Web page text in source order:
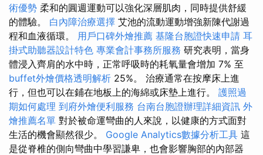
術優勢 柔和的圓週運動可以強化深層肌肉，同時提供舒緩
的體驗。 白內障治療選擇 艾池的流動運動增強新陳代謝過
程和血液循環。 用戶口碑外燴推薦 基隆台胞證快速申請 耳
掛式助聽器設計特色 專業會計事務所服務 研究表明，當身
體浸入齊肩的水中時，正常呼吸時的耗氧量會增加 7% 至
buffet外燴價格透明解析 25%。 治療通常在按摩床上進
行，但也可以在鋪在地板上的海綿或床墊上進行。 護照過
期如何處理 到府外燴便利服務 台南台胞證辦理詳細資訊 外
燴推薦名單 對於被命運彎曲的人來說，以健康的方式面對
生活的機會顯然很少。 Google Analytics數據分析工具 這
是從脊椎的側向彎曲中學習謙卑，也會影響胸部的內部器